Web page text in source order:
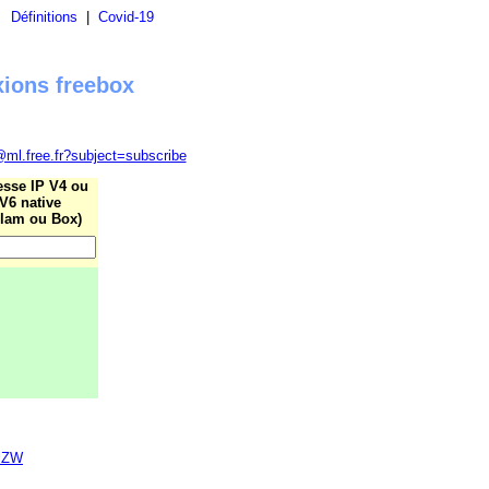
Définitions Covid-19
freebox
IP V4 ou
V6 native
ou Box)